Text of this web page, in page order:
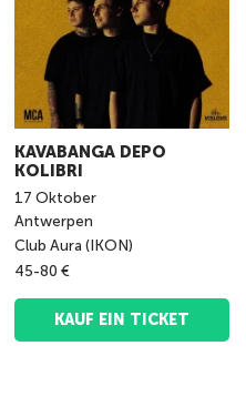
KAVABANGA DEPO
KOLIBRI
17 Oktober
Antwerpen
Club Aura (IKON)
45-80 €
KAUF EIN TICKET